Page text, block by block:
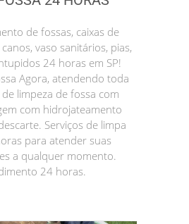
de fossas, caixas de
vaso sanitários, pias,
24 horas em SP!
Agora, atendendo toda
de limpeza de fossa com
com hidrojateamento
Serviços de limpa
para atender suas
a qualquer momento.
24 horas.